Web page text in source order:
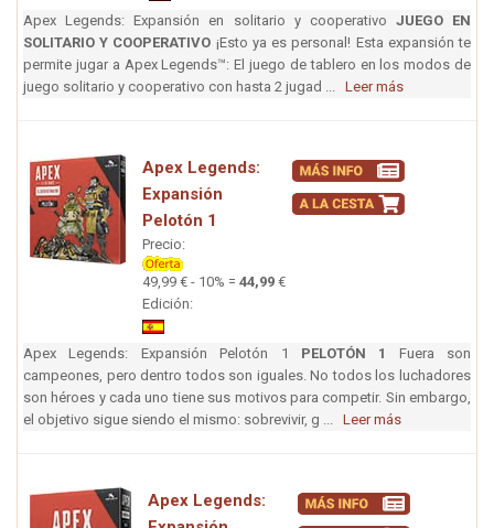
Apex Legends: Expansión en solitario y cooperativo JUEGO EN
SOLITARIO Y COOPERATIVO ¡Esto ya es personal! Esta expansión te
permite jugar a Apex Legends™: El juego de tablero en los modos de
juego solitario y cooperativo con hasta 2 jugad ... Leer más
Apex Legends:
Expansión
Pelotón 1
Precio:
49,99 € - 10% = 44,99 €
Edición:
Apex Legends: Expansión Pelotón 1 PELOTÓN 1
Fuera son
campeones, pero dentro todos son iguales. No todos los luchadores
son héroes y cada uno tiene sus motivos para competir. Sin embargo,
el objetivo sigue siendo el mismo: sobrevivir, g ... Leer más
Apex Legends: